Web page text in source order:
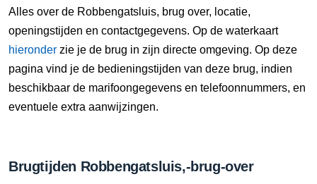
Alles over de Robbengatsluis, brug over, locatie,
openingstijden en contactgegevens. Op de waterkaart
hieronder zie je de brug in zijn directe omgeving. Op deze
pagina vind je de bedieningstijden van deze brug, indien
beschikbaar de marifoongegevens en telefoonnummers, en
eventuele extra aanwijzingen.
Brugtijden Robbengatsluis,-brug-over